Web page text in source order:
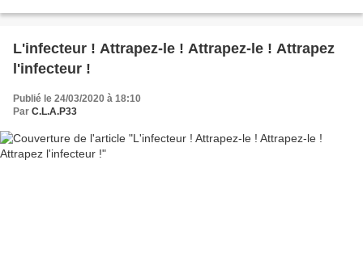
L'infecteur ! Attrapez-le ! Attrapez-le ! Attrapez
l'infecteur !
Publié le 24/03/2020 à 18:10
Par C.L.A.P33